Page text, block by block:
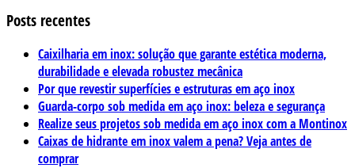
Posts recentes
Caixilharia em inox: solução que garante estética moderna,
durabilidade e elevada robustez mecânica
Por que revestir superfícies e estruturas em aço inox
Guarda-corpo sob medida em aço inox: beleza e segurança
Realize seus projetos sob medida em aço inox com a Montinox
Caixas de hidrante em inox valem a pena? Veja antes de
comprar